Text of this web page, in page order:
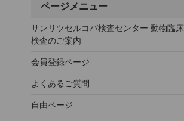
ページメニュー
サンリツセルコバ検査センター 動物臨床
検査のご案内
会員登録ページ
よくあるご質問
自由ページ